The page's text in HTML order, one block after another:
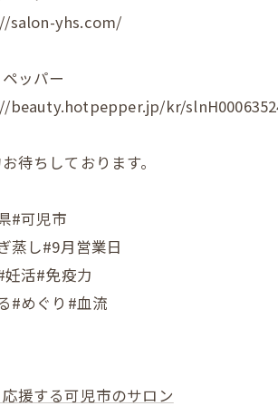
salon-yhs.com/
ッパー
beauty.hotpepper.jp/kr/
待ちしております。
#可児市
蒸し#9月営業日
妊活#免疫力
#めぐり#血流
援する可児市のサロン